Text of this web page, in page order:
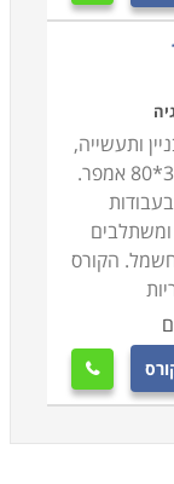
ותעשייה,
עד עריכת תכניות ביצוע של 3*80 אמפר.
ומשתלבים
הקורס
